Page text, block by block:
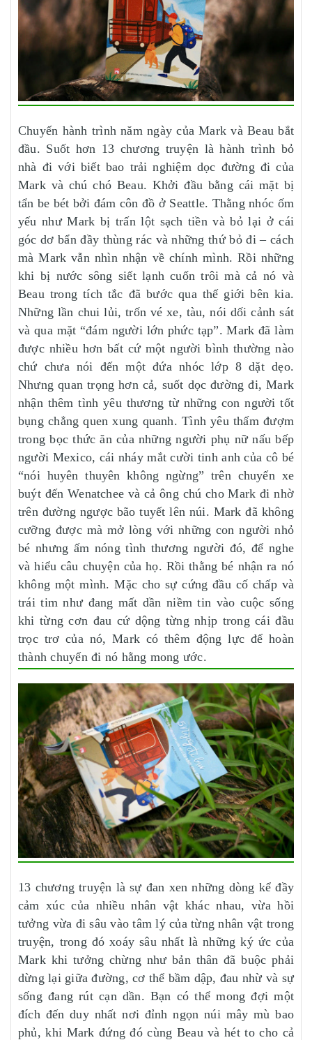
Chuyến hành trình năm ngày của Mark và Beau bắt
đầu. Suốt hơn 13 chương truyện là hành trình bỏ
nhà đi với biết bao trải nghiệm dọc đường đi của
Mark và chú chó Beau. Khởi đầu bằng cái mặt bị
tẩn be bét bởi đám côn đồ ở Seattle. Thằng nhóc ốm
yếu như Mark bị trấn lột sạch tiền và bỏ lại ở cái
góc dơ bẩn đầy thùng rác và những thứ bỏ đi – cách
mà Mark vẫn nhìn nhận về chính mình. Rồi những
khi bị nước sông siết lạnh cuốn trôi mà cả nó và
Beau trong tích tắc đã bước qua thế giới bên kia.
Những lần chui lủi, trốn vé xe, tàu, nói dối cảnh sát
và qua mặt “đám người lớn phức tạp”. Mark đã làm
được nhiều hơn bất cứ một người bình thường nào
chứ chưa nói đến một đứa nhóc lớp 8 dặt dẹo.
Nhưng quan trọng hơn cả, suốt dọc đường đi, Mark
nhận thêm tình yêu thương từ những con người tốt
bụng chẳng quen xung quanh. Tình yêu thấm đượm
trong bọc thức ăn của những người phụ nữ nấu bếp
người Mexico, cái nháy mắt cười tinh anh của cô bé
“nói huyên thuyên không ngừng” trên chuyến xe
buýt đến Wenatchee và cả ông chú cho Mark đi nhờ
trên đường ngược bão tuyết lên núi. Mark đã không
cưỡng được mà mở lòng với những con người nhỏ
bé nhưng ấm nóng tình thương người đó, để nghe
và hiểu câu chuyện của họ. Rồi thằng bé nhận ra nó
không một mình. Mặc cho sự cứng đầu cố chấp và
trái tim như đang mất dần niềm tin vào cuộc sống
khi từng cơn đau cứ dộng từng nhịp trong cái đầu
trọc trơ của nó, Mark có thêm động lực để hoàn
thành chuyến đi nó hằng mong ước.
13 chương truyện là sự đan xen những dòng kể đầy
cảm xúc của nhiều nhân vật khác nhau, vừa hồi
tưởng vừa đi sâu vào tâm lý của từng nhân vật trong
truyện, trong đó xoáy sâu nhất là những ký ức của
Mark khi tưởng chừng như bản thân đã buộc phải
dừng lại giữa đường, cơ thể bầm dập, đau nhừ và sự
sống đang rút cạn dần. Bạn có thể mong đợi một
đích đến duy nhất nơi đỉnh ngọn núi mây mù bao
phủ, khi Mark đứng đó cùng Beau và hét to cho cả